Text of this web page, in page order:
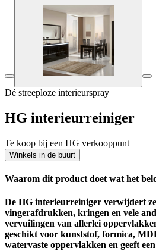
Dé streeploze interieurspray
HG interieurreiniger
Te koop bij een HG verkooppunt
Winkels in de buurt
Waarom dit product doet wat het
De HG interieurreiniger verwijdert
vingerafdrukken, kringen en vele
vervuilingen van allerlei
geschikt voor kunststof, formica,
watervaste oppervlakken en geeft